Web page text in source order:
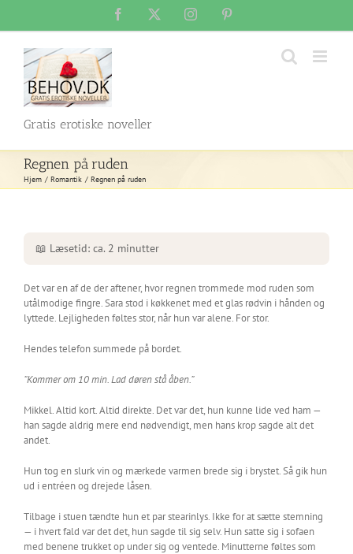
content
Facebook Instagram
Gratis erotiske noveller
Regnen på ruden
Hjem Romantik Regnen på ruden
📖 Læsetid: ca. 2 minutter
Det var en af de der aftener, hvor regnen trommede mod ruden som
utålmodige fingre. Sara stod i køkkenet med et glas rødvin i hånden og
lyttede. Lejligheden føltes stor, når hun var alene. For stor.
Hendes telefon summede på bordet.
“Kommer om 10 min. Lad døren stå åben.”
Mikkel. Altid kort. Altid direkte. Det var det, hun kunne lide ved ham —
han sagde aldrig mere end nødvendigt, men hans krop sagde alt det
andet.
Hun tog en slurk vin og mærkede varmen brede sig i brystet. Så gik hun
ud i entréen og drejede låsen.
Tilbage i stuen tændte hun et par stearinlys. Ikke for at sætte stemning
— i hvert fald var det det, hun sagde til sig selv. Hun satte sig i sofaen
med benene trukket op under sig og ventede. Minutterne føltes som